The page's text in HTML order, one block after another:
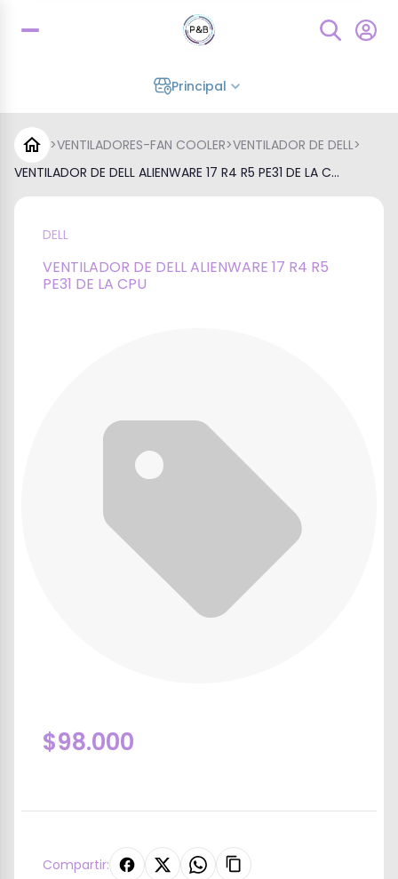
Principal
>VENTILADORES-FAN COOLER>VENTILADOR DE DELL>
VENTILADOR DE DELL ALIENWARE 17 R4 R5 PE31 DE LA C...
DELL
VENTILADOR DE DELL ALIENWARE 17 R4 R5
PE31 DE LA CPU
$98.000
Compartir: